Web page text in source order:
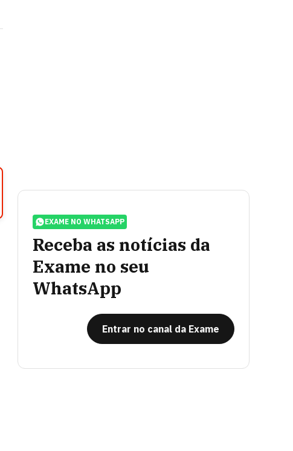
EXAME NO WHATSAPP
Receba as notícias da
Exame no seu
WhatsApp
Entrar no canal da Exame